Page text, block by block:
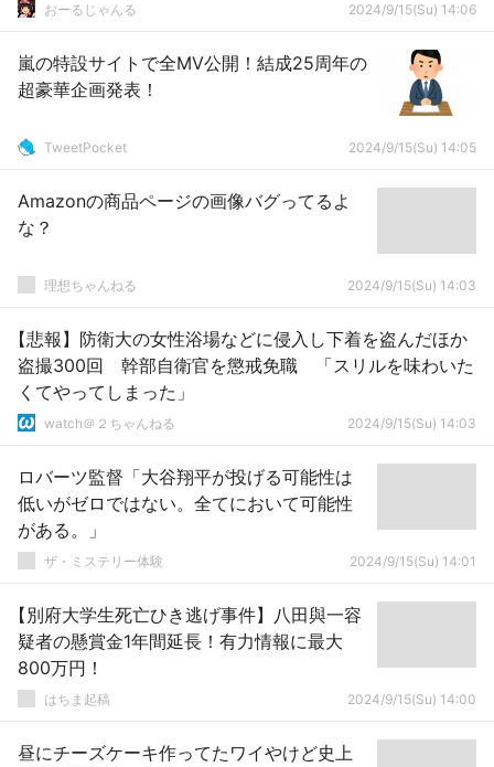
おーるじゃんる 2024/9/15(Su) 14:06
嵐の特設サイトで全MV公開！結成25周年の
超豪華企画発表！
TweetPocket 2024/9/15(Su) 14:05
Amazonの商品ページの画像バグってるよ
な？
理想ちゃんねる 2024/9/15(Su) 14:03
【悲報】防衛大の女性浴場などに侵入し下着を盗んだほか
盗撮300回 幹部自衛官を懲戒免職 「スリルを味わいた
くてやってしまった」
watch＠２ちゃんねる 2024/9/15(Su) 14:03
ロバーツ監督「大谷翔平が投げる可能性は
低いがゼロではない。全てにおいて可能性
がある。」
ザ・ミステリー体験 2024/9/15(Su) 14:01
【別府大学生死亡ひき逃げ事件】八田與一容
疑者の懸賞金1年間延長！有力情報に最大
800万円！
はちま起稿 2024/9/15(Su) 14:00
昼にチーズケーキ作ってたワイやけど史上